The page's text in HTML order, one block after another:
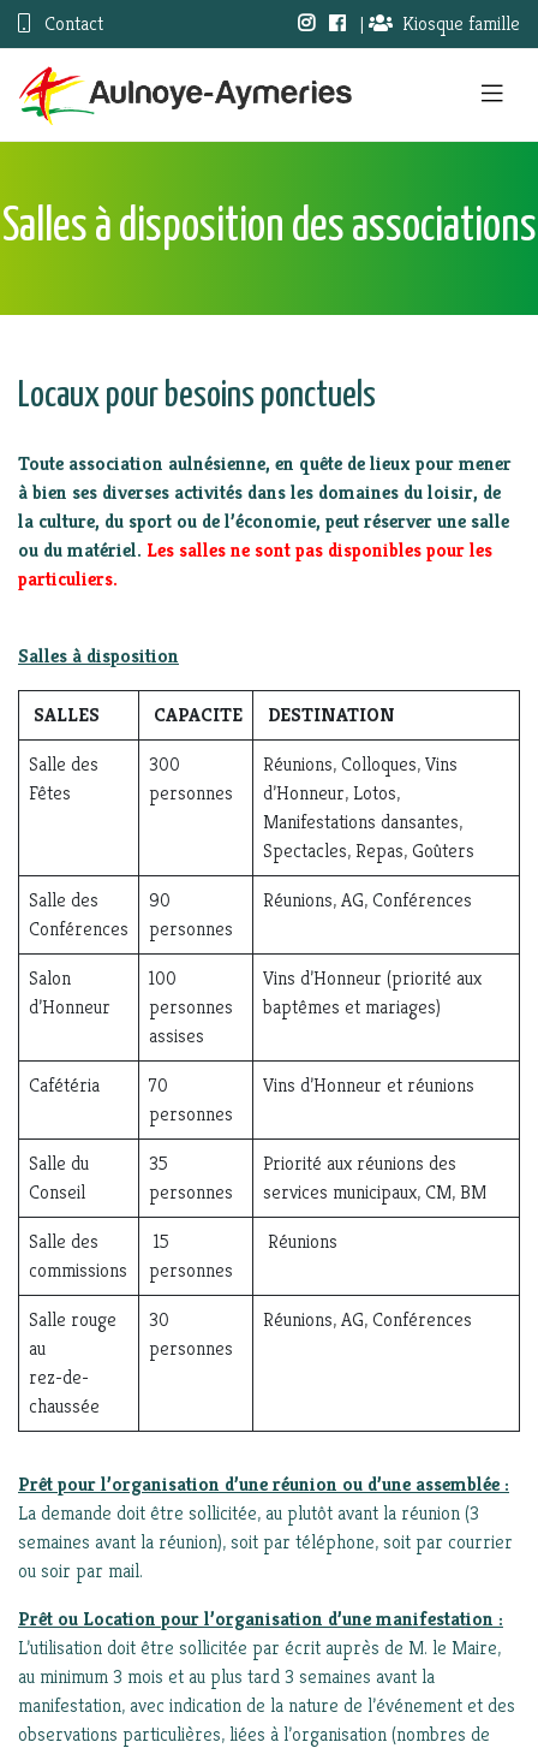
Contact | Kiosque famille
Salles à disposition des associations
Locaux pour besoins ponctuels
Toute association aulnésienne, en quête de lieux pour mener
à bien ses diverses activités dans les domaines du loisir, de
la culture, du sport ou de l’économie, peut réserver une salle
ou du matériel. Les salles ne sont pas disponibles pour les
particuliers.
Salles à disposition
SALLES CAPACITE
DESTINATION
Salle des
Fêtes
300
personnes
Réunions, Colloques, Vins
d’Honneur, Lotos,
Manifestations dansantes,
Spectacles, Repas, Goûters
Salle des
Conférences
90
personnes
Réunions, AG, Conférences
Salon
d’Honneur
100
personnes
assises
Vins d’Honneur (priorité aux
baptêmes et mariages)
Cafétéria
70
personnes
Vins d’Honneur et réunions
Salle du
Conseil
35
personnes
Priorité aux réunions des
services municipaux, CM, BM
Salle des
commissions
15
personnes
Réunions
Salle rouge
au
rez-de-
chaussée
30
personnes
Réunions, AG, Conférences
Prêt pour l’organisation d’une réunion ou d’une assemblée :
La demande doit être sollicitée, au plutôt avant la réunion (3
semaines avant la réunion), soit par téléphone, soit par courrier
ou soir par mail.
Prêt ou Location pour l’organisation d’une manifestation :
L’utilisation doit être sollicitée par écrit auprès de M. le Maire,
au minimum 3 mois et au plus tard 3 semaines avant la
manifestation, avec indication de la nature de l’événement et des
observations particulières, liées à l’organisation (nombres de